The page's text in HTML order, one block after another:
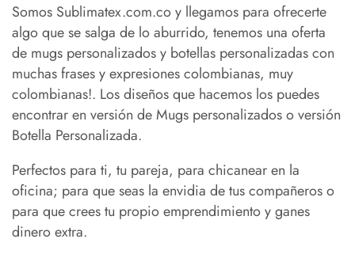
Somos Sublimatex.com.co y llegamos para ofrecerte
algo que se salga de lo aburrido, tenemos una oferta
de mugs personalizados y botellas personalizadas con
muchas frases y expresiones colombianas, muy
colombianas!. Los diseños que hacemos los puedes
encontrar en versión de Mugs personalizados o versión
Botella Personalizada.
Perfectos para ti, tu pareja, para chicanear en la
oficina; para que seas la envidia de tus compañeros o
para que crees tu propio emprendimiento y ganes
dinero extra.